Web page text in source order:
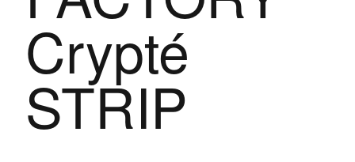
Crypté
STRIP